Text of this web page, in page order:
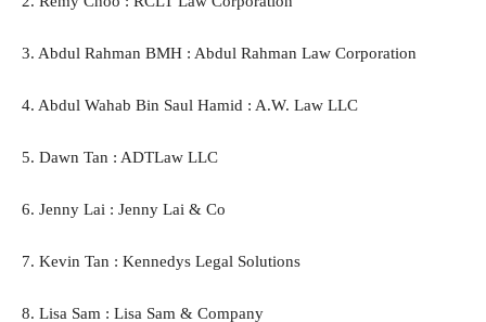
3. Abdul Rahman BMH : Abdul Rahman Law Corporation
4. Abdul Wahab Bin Saul Hamid : A.W. Law LLC
5. Dawn Tan : ADTLaw LLC
6. Jenny Lai : Jenny Lai & Co
7. Kevin Tan : Kennedys Legal Solutions
8. Lisa Sam : Lisa Sam & Company